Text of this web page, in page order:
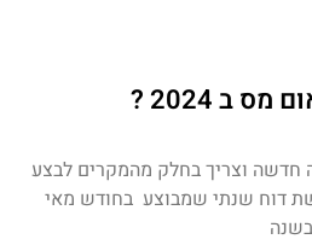
ב 2024 ?
חדשה וצריך בחלק מהמקרים לבצע
דוח שנתי שמבוצע בחודש מאי